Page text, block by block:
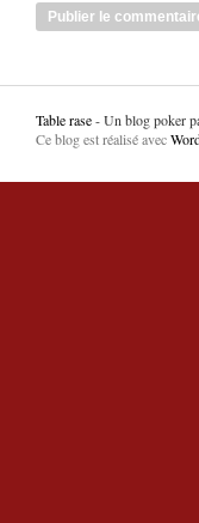
Table rase- Un blog poker
Ce blog est réalisé avec